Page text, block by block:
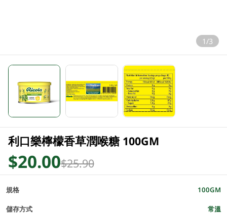
1/3
利口樂檸檬香草潤喉糖 100GM
$20.00$25.90
規格 100GM
儲存方式 常溫